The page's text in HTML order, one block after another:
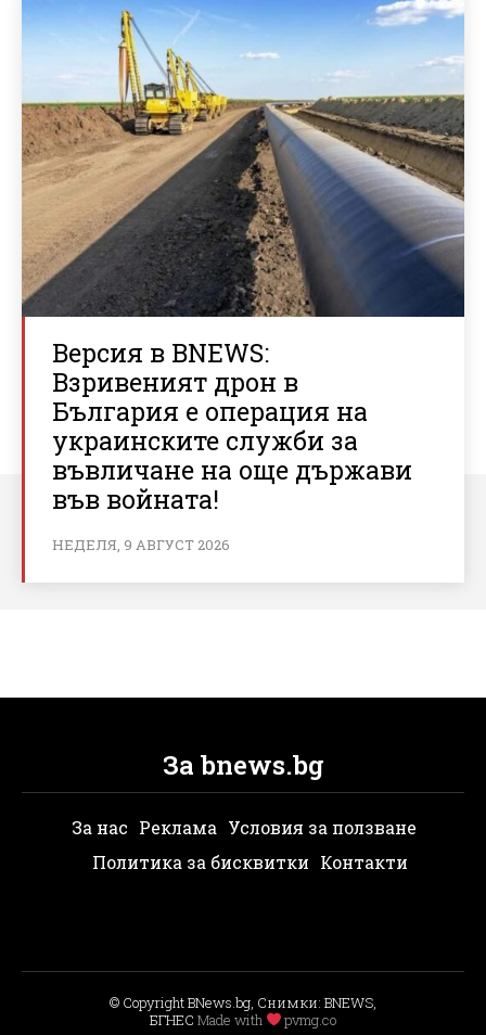
Версия в BNEWS:
Взривеният дрон в
България е операция на
украинските служби за
въвличане на още държави
във войната!
НЕДЕЛЯ, 9 АВГУСТ 2026
За bnews.bg
За нас Реклама Условия за ползване
Политика за бисквитки Контакти
© Copyright BNews.bg, Снимки: BNEWS,
БГНЕС Мade with pvmg.co